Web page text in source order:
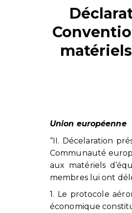
Union européenne
“II. Décelaration
Communauté
aux matériels
membres lui ont
1. Le protocole
économique